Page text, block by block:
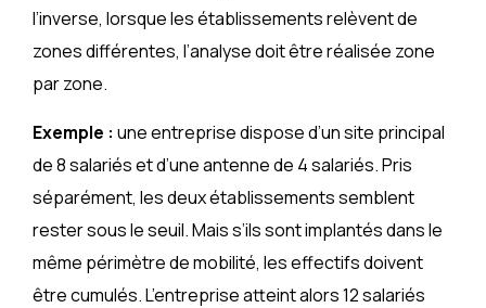
l’inverse, lorsque les établissements relèvent de
zones différentes, l’analyse doit être réalisée zone
par zone.
Exemple : une entreprise dispose d’un site principal
de 8 salariés et d’une antenne de 4 salariés. Pris
séparément, les deux établissements semblent
rester sous le seuil. Mais s’ils sont implantés dans le
même périmètre de mobilité, les effectifs doivent
être cumulés. L’entreprise atteint alors 12 salariés